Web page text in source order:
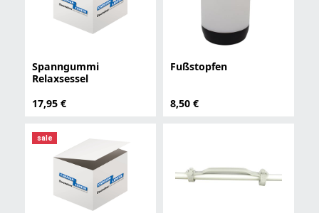
Spanngummi
Relaxsessel
17,95 €
Fußstopfen
8,50 €
sale